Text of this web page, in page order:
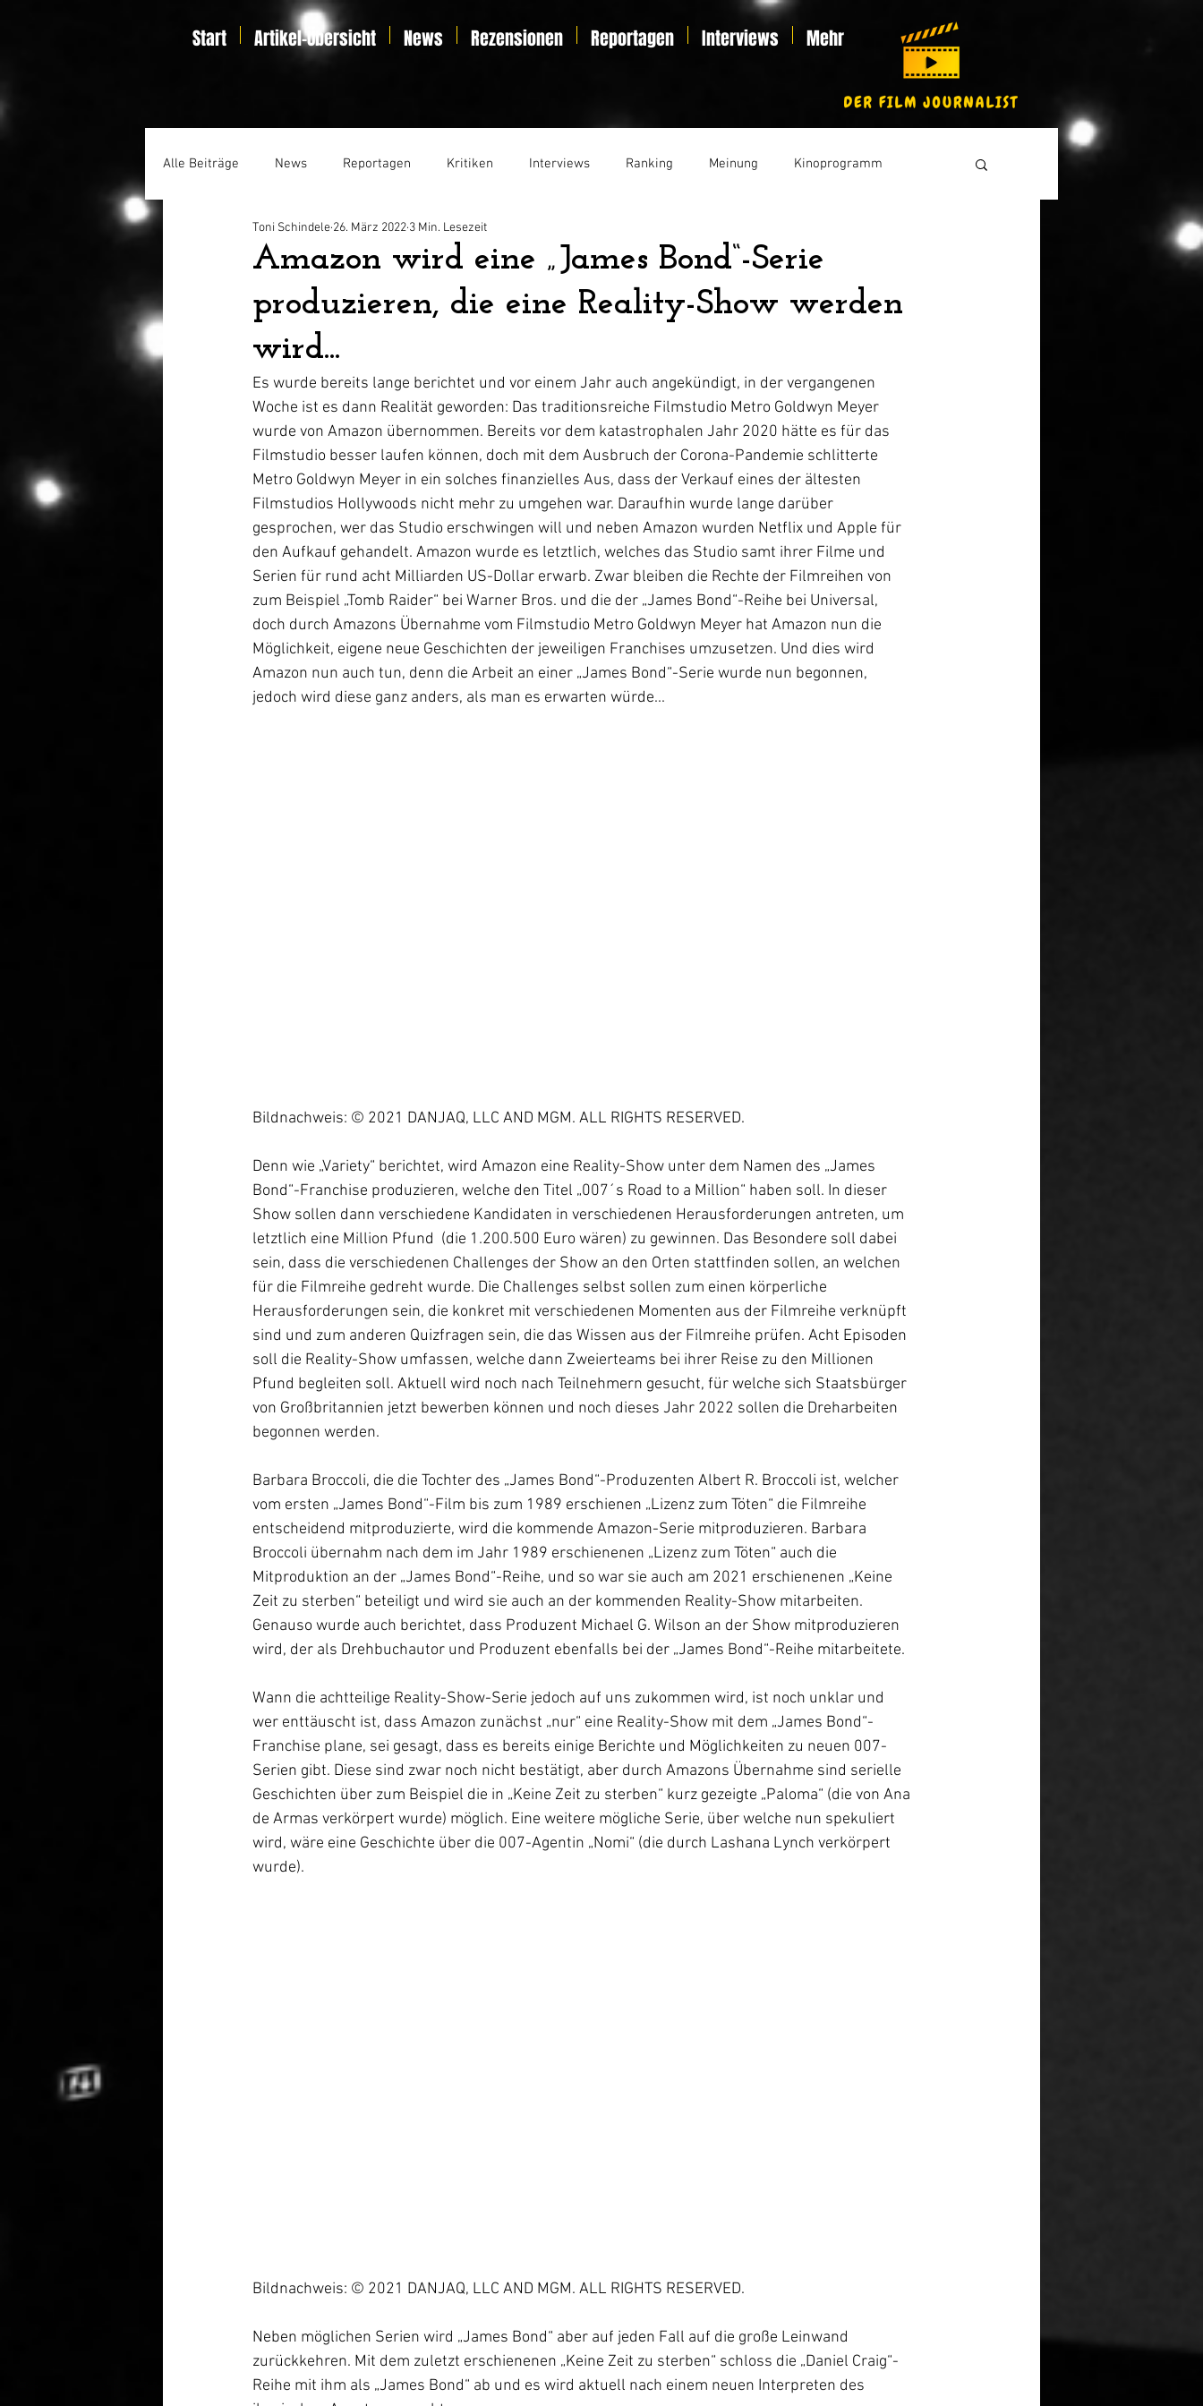
Start Artikel-Übersicht News Rezensionen Reportagen Interviews Mehr
Alle Beiträge News Reportagen Kritiken Interviews Ranking Meinung Kinoprogramm
Home Entertainment Essay
Amazon wird eine „James Bond“-Serie
produzieren, die eine Reality-Show werden
wird...
Toni Schindele 26. März 2022 3 Min. Lesezeit
Es wurde bereits lange berichtet und vor einem Jahr auch angekündigt, in der vergangenen
Woche ist es dann Realität geworden: Das traditionsreiche Filmstudio Metro Goldwyn Meyer
wurde von Amazon übernommen. Bereits vor dem katastrophalen Jahr 2020 hätte es für das
Filmstudio besser laufen können, doch mit dem Ausbruch der Corona-Pandemie schlitterte
Metro Goldwyn Meyer in ein solches finanzielles Aus, dass der Verkauf eines der ältesten
Filmstudios Hollywoods nicht mehr zu umgehen war. Daraufhin wurde lange darüber
gesprochen, wer das Studio erschwingen will und neben Amazon wurden Netflix und Apple für
den Aufkauf gehandelt. Amazon wurde es letztlich, welches das Studio samt ihrer Filme und
Serien für rund acht Milliarden US-Dollar erwarb. Zwar bleiben die Rechte der Filmreihen von
zum Beispiel „Tomb Raider“ bei Warner Bros. und die der „James Bond“-Reihe bei Universal,
doch durch Amazons Übernahme vom Filmstudio Metro Goldwyn Meyer hat Amazon nun die
Möglichkeit, eigene neue Geschichten der jeweiligen Franchises umzusetzen. Und dies wird
Amazon nun auch tun, denn die Arbeit an einer „James Bond“-Serie wurde nun begonnen,
jedoch wird diese ganz anders, als man es erwarten würde...
Bildnachweis: © 2021 DANJAQ, LLC AND MGM. ALL RIGHTS RESERVED.
Denn wie „Variety“ berichtet, wird Amazon eine Reality-Show unter dem Namen des „James
Bond“-Franchise produzieren, welche den Titel „007´s Road to a Million“ haben soll. In dieser
Show sollen dann verschiedene Kandidaten in verschiedenen Herausforderungen antreten, um
letztlich eine Million Pfund  (die 1.200.500 Euro wären) zu gewinnen. Das Besondere soll dabei
sein, dass die verschiedenen Challenges der Show an den Orten stattfinden sollen, an welchen
für die Filmreihe gedreht wurde. Die Challenges selbst sollen zum einen körperliche
Herausforderungen sein, die konkret mit verschiedenen Momenten aus der Filmreihe verknüpft
sind und zum anderen Quizfragen sein, die das Wissen aus der Filmreihe prüfen. Acht Episoden
soll die Reality-Show umfassen, welche dann Zweierteams bei ihrer Reise zu den Millionen
Pfund begleiten soll. Aktuell wird noch nach Teilnehmern gesucht, für welche sich Staatsbürger
von Großbritannien jetzt bewerben können und noch dieses Jahr 2022 sollen die Dreharbeiten
begonnen werden.
Barbara Broccoli, die die Tochter des „James Bond“-Produzenten Albert R. Broccoli ist, welcher
vom ersten „James Bond“-Film bis zum 1989 erschienen „Lizenz zum Töten“ die Filmreihe
entscheidend mitproduzierte, wird die kommende Amazon-Serie mitproduzieren. Barbara
Broccoli übernahm nach dem im Jahr 1989 erschienenen „Lizenz zum Töten“ auch die
Mitproduktion an der „James Bond“-Reihe, und so war sie auch am 2021 erschienenen „Keine
Zeit zu sterben“ beteiligt und wird sie auch an der kommenden Reality-Show mitarbeiten.
Genauso wurde auch berichtet, dass Produzent Michael G. Wilson an der Show mitproduzieren
wird, der als Drehbuchautor und Produzent ebenfalls bei der „James Bond“-Reihe mitarbeitete.
Wann die achtteilige Reality-Show-Serie jedoch auf uns zukommen wird, ist noch unklar und
wer enttäuscht ist, dass Amazon zunächst „nur“ eine Reality-Show mit dem „James Bond“-
Franchise plane, sei gesagt, dass es bereits einige Berichte und Möglichkeiten zu neuen 007-
Serien gibt. Diese sind zwar noch nicht bestätigt, aber durch Amazons Übernahme sind serielle
Geschichten über zum Beispiel die in „Keine Zeit zu sterben“ kurz gezeigte „Paloma“ (die von Ana
de Armas verkörpert wurde) möglich. Eine weitere mögliche Serie, über welche nun spekuliert
wird, wäre eine Geschichte über die 007-Agentin „Nomi“ (die durch Lashana Lynch verkörpert
wurde).
Bildnachweis: © 2021 DANJAQ, LLC AND MGM. ALL RIGHTS RESERVED.
Neben möglichen Serien wird „James Bond“ aber auf jeden Fall auf die große Leinwand
zurückkehren. Mit dem zuletzt erschienenen „Keine Zeit zu sterben“ schloss die „Daniel Craig“-
Reihe mit ihm als „James Bond“ ab und es wird aktuell nach einem neuen Interpreten des